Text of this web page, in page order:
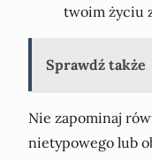
twoim życiu
Sprawdź także
Nie zapominaj
nietypowego lub